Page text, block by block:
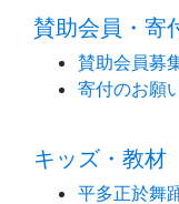
賛助会員・寄
賛助会員募
寄付のお願
キッズ・教材
平多正於舞